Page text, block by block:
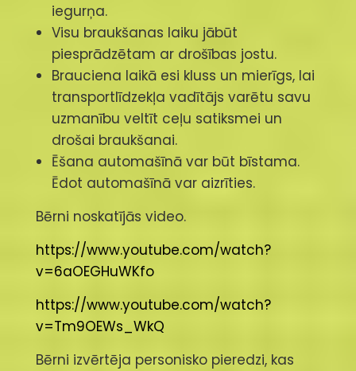
iegurņa.
Visu braukšanas laiku jābūt
piesprādzētam ar drošības jostu.
Brauciena laikā esi kluss un mierīgs, lai
transportlīdzekļa vadītājs varētu savu
uzmanību veltīt ceļu satiksmei un
drošai braukšanai.
Ēšana automašīnā var būt bīstama.
Ēdot automašīnā var aizrīties.
Bērni noskatījās video.
https://www.youtube.com/watch?
v=6aOEGHuWKfo
https://www.youtube.com/watch?
v=Tm9OEWs_WkQ
Bērni izvērtēja personisko pieredzi, kas